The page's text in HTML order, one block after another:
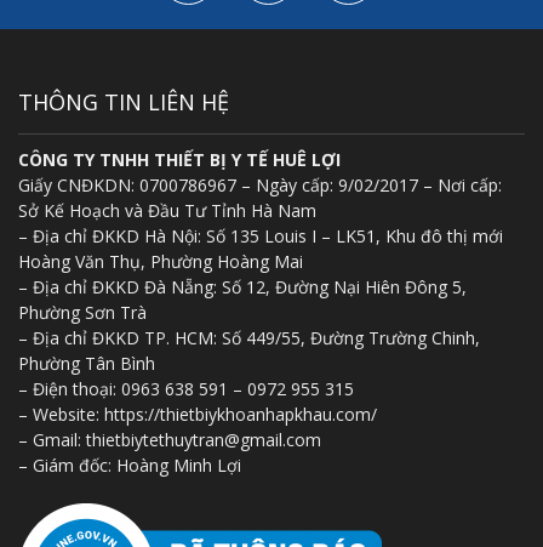
THÔNG TIN LIÊN HỆ
CÔNG TY TNHH THIẾT BỊ Y TẾ HUÊ LỢI
Giấy CNĐKDN: 0700786967 – Ngày cấp: 9/02/2017 – Nơi cấp:
Sở Kế Hoạch và Đầu Tư Tỉnh Hà Nam
– Địa chỉ ĐKKD Hà Nội: Số 135 Louis I – LK51, Khu đô thị mới
Hoàng Văn Thụ, Phường Hoàng Mai
– Địa chỉ ĐKKD Đà Nẵng: Số 12, Đường Nại Hiên Đông 5,
Phường Sơn Trà
– Địa chỉ ĐKKD TP. HCM: Số 449/55, Đường Trường Chinh,
Phường Tân Bình
– Điện thoại: 0963 638 591 – 0972 955 315
– Website: https://thietbiykhoanhapkhau.com/
– Gmail: thietbiytethuytran@gmail.com
– Giám đốc: Hoàng Minh Lợi